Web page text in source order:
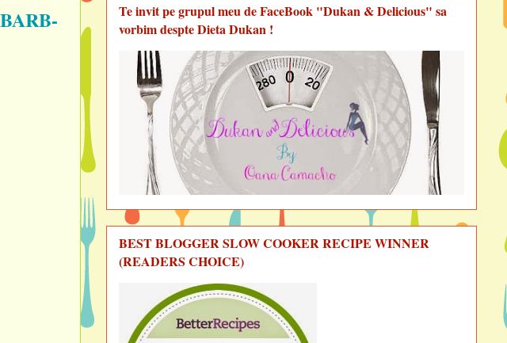
Te invit pe grupul meu de FaceBook "Dukan & Delicious" sa
vorbim despte Dieta Dukan !
BEST BLOGGER SLOW COOKER RECIPE WINNER
(READERS CHOICE)